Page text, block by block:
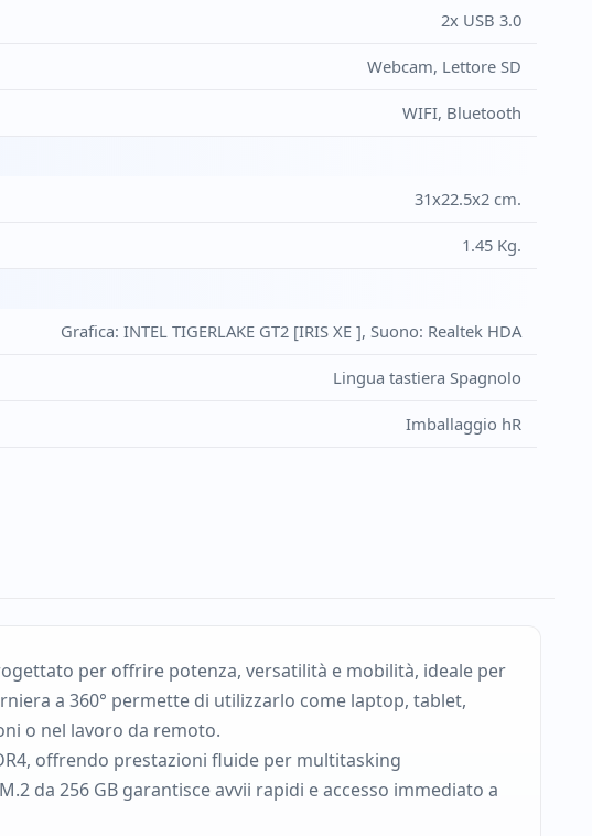
2x USB 3.0
Webcam, Lettore SD
WIFI, Bluetooth
31x22.5x2 cm.
1.45 Kg.
Grafica: INTEL TIGERLAKE GT2 [IRIS XE ], Suono: Realtek HDA
Lingua tastiera Spagnolo
Imballaggio hR
per offrire potenza, versatilità e mobilità, ideale per
a 360° permette di utilizzarlo come laptop, tablet,
o nel lavoro da remoto.
offrendo prestazioni fluide per multitasking
da 256 GB garantisce avvii rapidi e accesso immediato a